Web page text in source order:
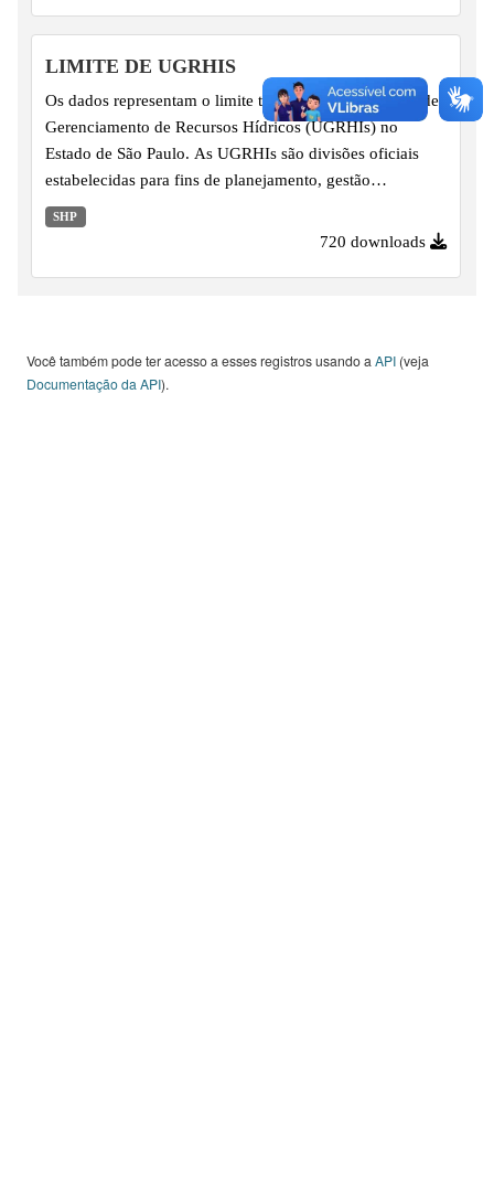
LIMITE DE UGRHIS
Os dados representam o limite territorial das Unidades de
Gerenciamento de Recursos Hídricos (UGRHIs) no
Estado de São Paulo. As UGRHIs são divisões oficiais
estabelecidas para fins de planejamento, gestão
descentralizada e implementação das políticas públicas
voltadas à governança dos recursos hídricos no estado.
SHP
720 downloads
Você também pode ter acesso a esses registros usando a API (veja
Documentação da API).